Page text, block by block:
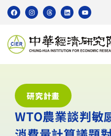
研究計畫
WTO農業談判敏